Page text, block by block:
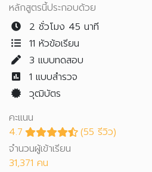
หลักสูตรนี้ประกอบด้วย
2 ชั่วโมง 45 นาที
11 หัวข้อเรียน
3 แบบทดสอบ
1 แบบสำรวจ
วุฒิบัตร
คะแนน
4.7
(55 รีวิว)
จำนวนผู้เข้าเรียน
31,371 คน